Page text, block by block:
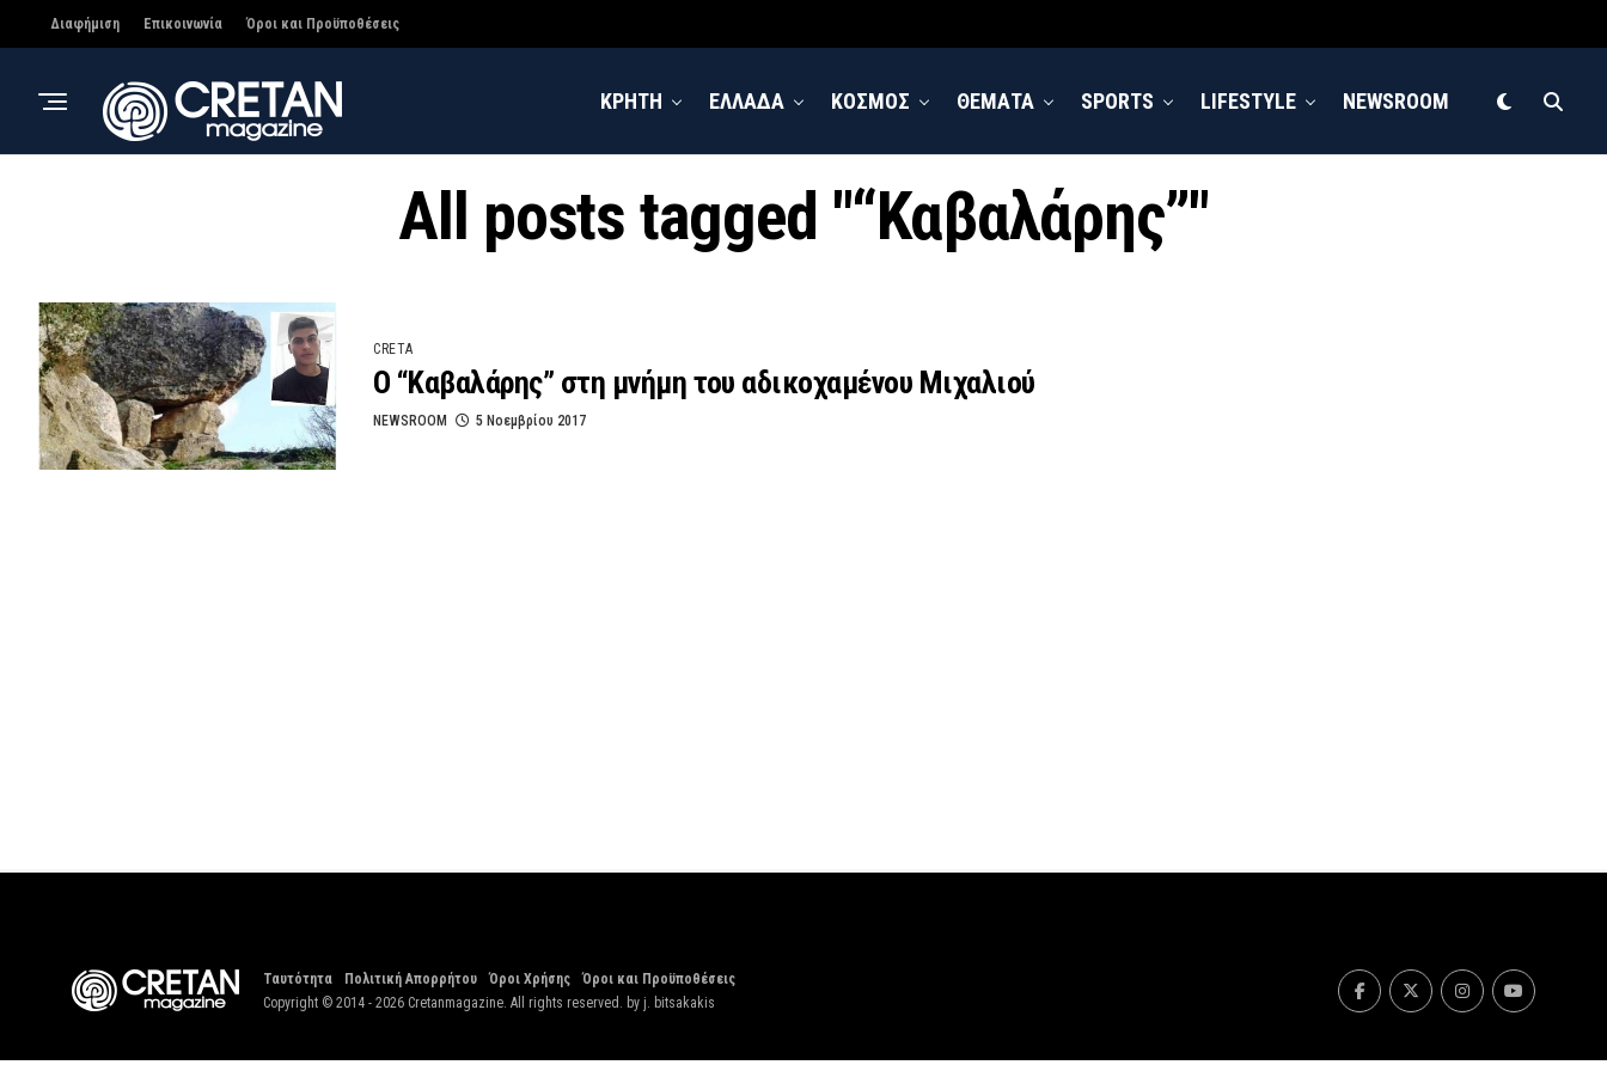
Διαφήμιση Επικοινωνία Όροι και Προϋποθέσεις
ΚΡΗΤΗ ΕΛΛΑΔΑ ΚΟΣΜΟΣ ΘΕΜΑΤΑ SPORTS LIFESTYLE NEWSROOM
All posts tagged "“Καβαλάρης”"
CRETA
Ο “Καβαλάρης” στη μνήμη του αδικοχαμένου Μιχαλιού
NEWSROOM 5 Νοεμβρίου 2017
Ταυτότητα Πολιτική Απορρήτου Όροι Χρήσης
Όροι και Προϋποθέσεις
Copyright © 2014 - 2026 Cretanmagazine. All rights reserved. by j. bitsakakis